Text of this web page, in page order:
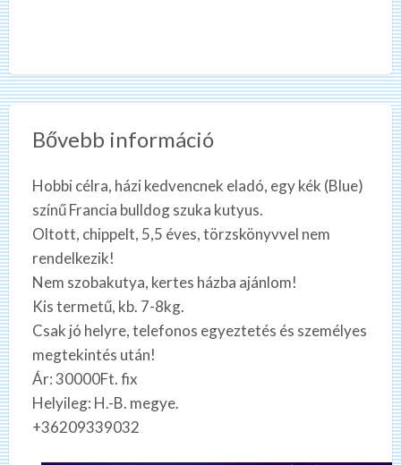
Bővebb információ
Hobbi célra, házi kedvencnek eladó, egy kék (Blue)
színű Francia bulldog szuka kutyus.
Oltott, chippelt, 5,5 éves, törzskönyvvel nem
rendelkezik!
Nem szobakutya, kertes házba ajánlom!
Kis termetű, kb. 7-8kg.
Csak jó helyre, telefonos egyeztetés és személyes
megtekintés után!
Ár: 30000Ft. fix
Helyileg: H.-B. megye.
+36209339032